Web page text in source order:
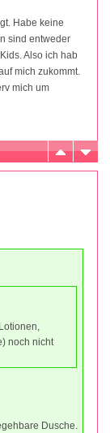
Habe keine
sind entweder
Also ich hab
mich zukommt.
mich um
noch nicht
Dusche.